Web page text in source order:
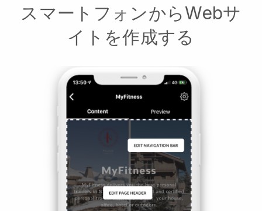
スマートフォンからWebサ
イトを作成する